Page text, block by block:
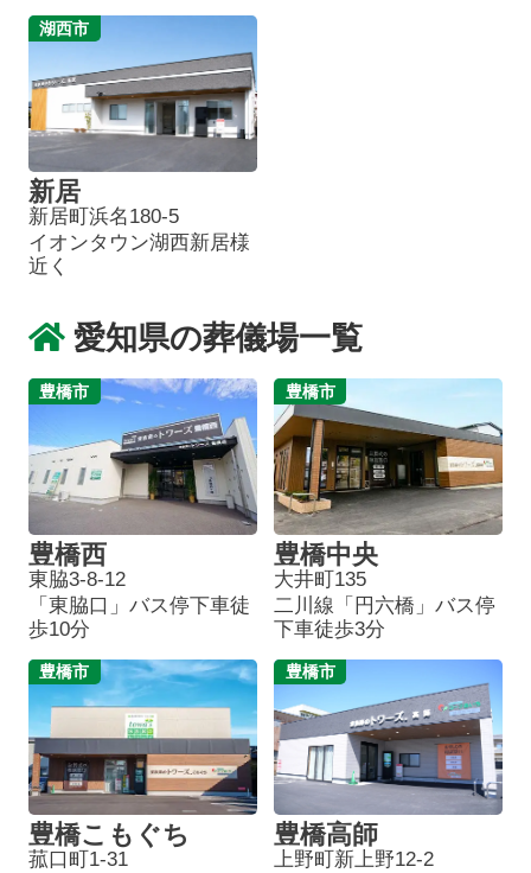
湖西市
新居
新居町浜名180-5
イオンタウン湖西新居様
近く
愛知県の葬儀場一覧
豊橋市
豊橋西
東脇3-8-12
「東脇口」バス停下車徒
歩10分
豊橋市
豊橋中央
大井町135
二川線「円六橋」バス停
下車徒歩3分
豊橋市
豊橋こもぐち
菰口町1-31
豊橋市
豊橋高師
上野町新上野12-2